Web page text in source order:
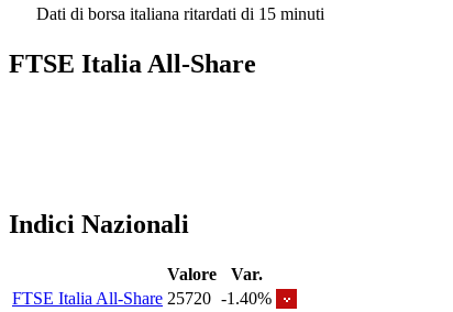
Dati di borsa italiana ritardati di 15 minuti
FTSE Italia All-Share
Indici Nazionali
Valore
Var.
FTSE Italia All-Share 25720 -1.40%